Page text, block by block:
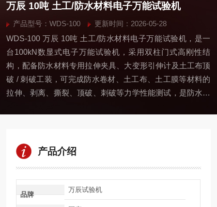
万辰 10吨 土工/防水材料电子万能试验机
产品型号：WDS-100
更新时间：2026-05-28
WDS-100 万辰 10吨 土工/防水材料电子万能试验机，是一
台100kN数显式电子万能试验机，采用双柱门式高刚性结
构，配备防水材料专用拉伸夹具、大变形引伸计及土工布顶
破 / 刺破工装，可完成防水卷材、土工布、土工膜等材料的
拉伸、剥离、撕裂、顶破、刺破等力学性能测试，是防水与
产品介绍
品牌
万辰试验机